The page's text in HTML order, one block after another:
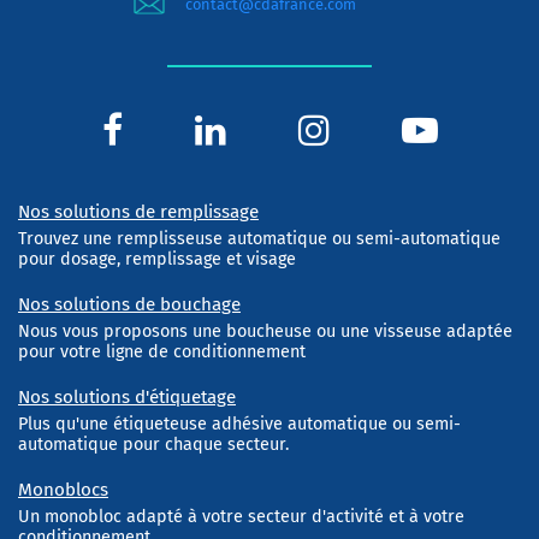
contact@cdafrance.com
Nos solutions de remplissage
Trouvez une remplisseuse automatique ou semi-automatique
pour dosage, remplissage et visage
Nos solutions de bouchage
Nous vous proposons une boucheuse ou une visseuse adaptée
pour votre ligne de conditionnement
Nos solutions d'étiquetage
Plus qu'une étiqueteuse adhésive automatique ou semi-
automatique pour chaque secteur.
Monoblocs
Un monobloc adapté à votre secteur d'activité et à votre